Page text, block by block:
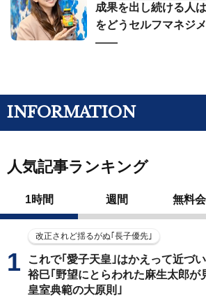
成果を出し続ける人
をどうセルフマネジ
——
INFORMATION
人気記事ランキング
1時間 週間 無料
改正されど揺るがぬ｢長子優先｣
これで｢愛子天皇｣はかえって近づ
裕巳｢野望にとらわれた麻生太郎が
皇室典範の大原則｣